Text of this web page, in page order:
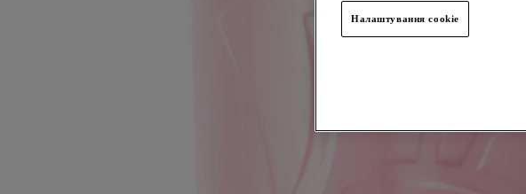
Налаштування cookie